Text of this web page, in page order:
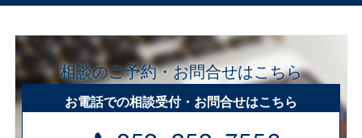
相談のご予約・お問合せはこちら
お電話での相談受付・お問合せはこちら